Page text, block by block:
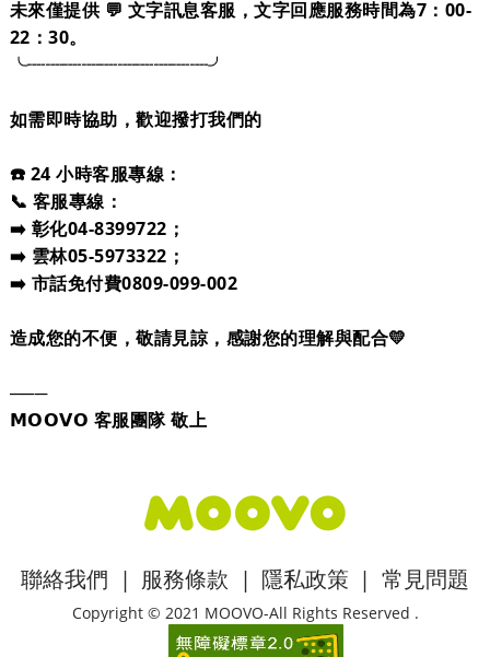
未來僅提供 💬 文字訊息客服，文字回應服務時間為7：00-
22：30。
╰┈┈┈┈┈┈┈┈┈┈╯
如需即時協助，歡迎撥打我們的
☎️ 24 小時客服專線：
📞 客服專線：
➡️ 彰化04-8399722；
➡️ 雲林05-5973322；
➡️ 市話免付費0809-099-002
造成您的不便，敬請見諒，感謝您的理解與配合💛
───
𝗠𝗢𝗢𝗩𝗢 客服團隊 敬上
聯絡我們 | 服務條款 | 隱私政策 | 常見問題
Copyright © 2021 MOOVO-All Rights Reserved .